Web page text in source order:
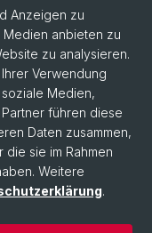
Anzeigen zu
anbieten zu
zu analysieren.
Verwendung
Medien,
führen diese
Daten zusammen,
sie im Rahmen
Weitere
.